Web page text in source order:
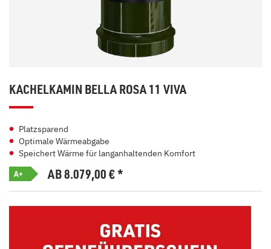
KACHELKAMIN BELLA ROSA 11 VIVA
Platzsparend
Optimale Wärmeabgabe
Speichert Wärme für langanhaltenden Komfort
A+ AB 8.079,00€*